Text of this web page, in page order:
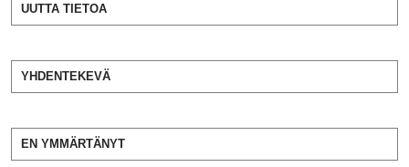
UUTTA TIETOA
YHDENTEKEVÄ
EN YMMÄRTÄNYT